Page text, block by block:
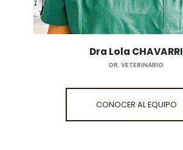
Sandrine MIMBIELLE
ASISTENTE VETERINARIA
CONOCER AL EQUIPO